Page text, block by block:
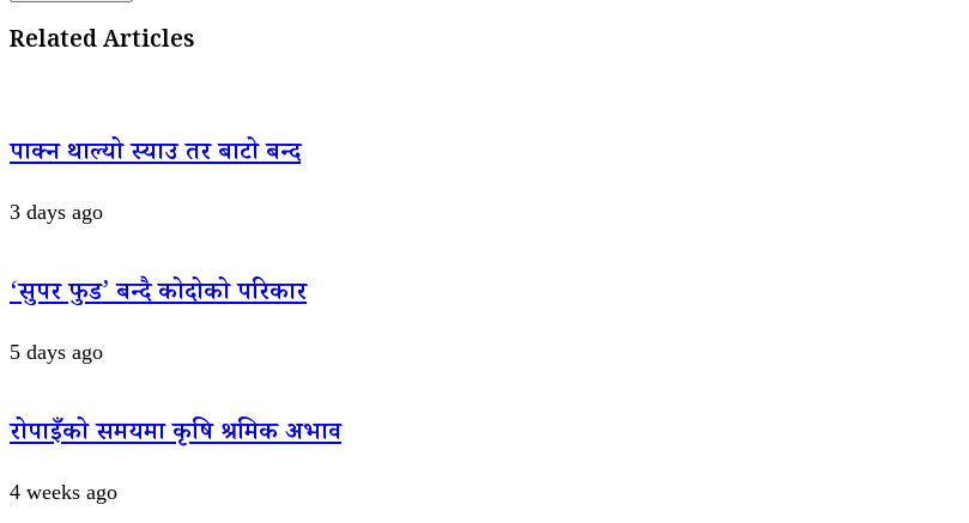
Related Articles
पाक्न थाल्यो स्याउ तर बाटो बन्द
3 days ago
‘सुपर फुड’ बन्दै कोदोको परिकार
5 days ago
रोपाइँको समयमा कृषि श्रमिक अभाव
4 weeks ago